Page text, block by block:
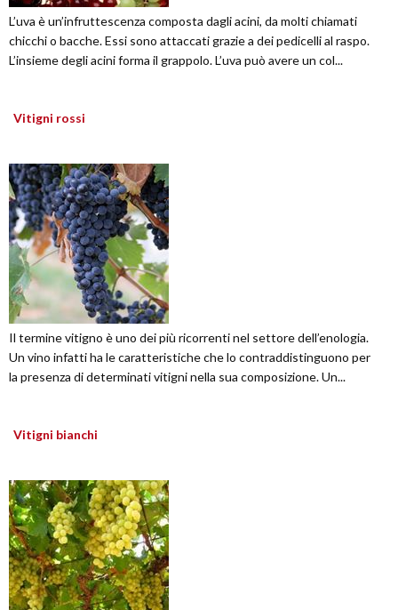
L’uva è un’infruttescenza composta dagli acini, da molti chiamati
chicchi o bacche. Essi sono attaccati grazie a dei pedicelli al raspo.
L’insieme degli acini forma il grappolo. L’uva può avere un col...
Vitigni rossi
Il termine vitigno è uno dei più ricorrenti nel settore dell’enologia.
Un vino infatti ha le caratteristiche che lo contraddistinguono per
la presenza di determinati vitigni nella sua composizione. Un...
Vitigni bianchi